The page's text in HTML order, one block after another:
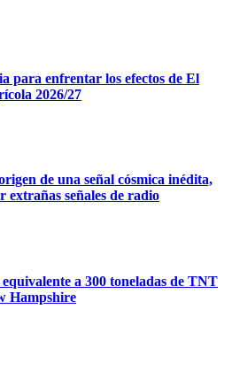
para enfrentar los efectos de El
2026/27
de una señal cósmica inédita,
extrañas señales de radio
a 300 toneladas de TNT
Hampshire